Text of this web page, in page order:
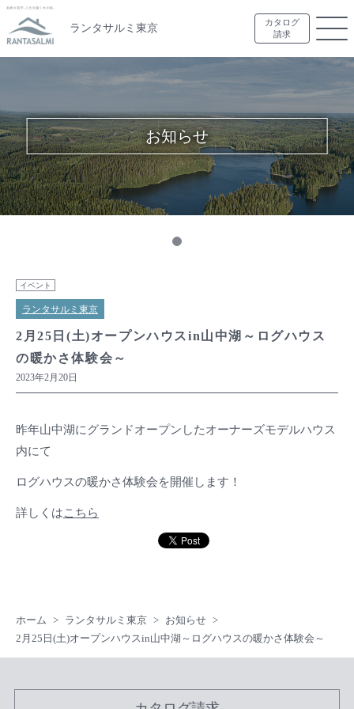
ランタサルミ東京
カタログ
請求
お知らせ
イベント
ランタサルミ東京
2月25日(土)オープンハウスin山中湖～ログハウス
の暖かさ体験会～
2023年2月20日
昨年山中湖にグランドオープンしたオーナーズモデルハウス
内にて
ログハウスの暖かさ体験会を開催します！
詳しくはこちら
ホーム ランタサルミ東京
お知らせ
2月25日(土)オープンハウスin山中湖～ログハウスの暖かさ体験会～